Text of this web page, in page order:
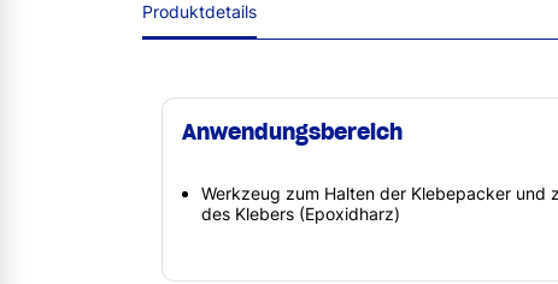
Produktdetails
Anwendungsbereich
Werkzeug zum Halten der Klebepacker und
des Klebers (Epoxidharz)